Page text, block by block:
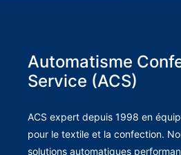
Automatisme
Service (ACS)
ACS expert depuis 1998 en
pour le textile et la confection.
solutions automatiques